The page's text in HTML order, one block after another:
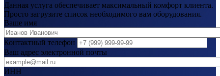
Данная услуга обеспечивает максимальный комфорт клиента.
Просто загрузите список необходимого вам оборудования.
Ваше имя
Контактный телефон
Ваш адрес электронной почты
ИНН